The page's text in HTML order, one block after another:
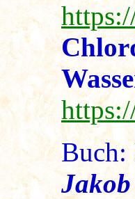
Buch: